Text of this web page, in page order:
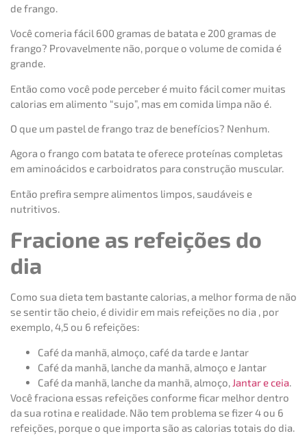
de frango.
Você comeria fácil 600 gramas de batata e 200 gramas de
frango? Provavelmente não, porque o volume de comida é
grande.
Então como você pode perceber é muito fácil comer muitas
calorias em alimento “sujo”, mas em comida limpa não é.
O que um pastel de frango traz de benefícios? Nenhum.
Agora o frango com batata te oferece proteínas completas
em aminoácidos e carboidratos para construção muscular.
Então prefira sempre alimentos limpos, saudáveis e
nutritivos.
Fracione as refeições do
dia
Como sua dieta tem bastante calorias, a melhor forma de não
se sentir tão cheio, é dividir em mais refeições no dia , por
exemplo, 4,5 ou 6 refeições:
Café da manhã, almoço, café da tarde e Jantar
Café da manhã, lanche da manhã, almoço e Jantar
Café da manhã, lanche da manhã, almoço, Jantar e ceia
Você fraciona essas refeições conforme ficar melhor dentro
da sua rotina e realidade. Não tem problema se fizer 4 ou 6
refeições, porque o que importa são as calorias totais do dia.